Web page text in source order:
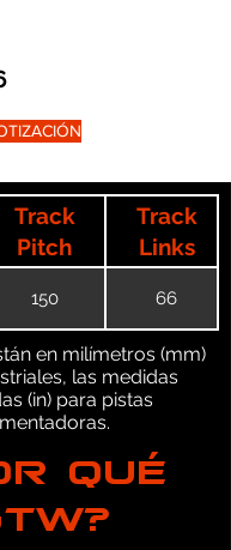
Track
Pitch
Track
Links
150 66
en milímetros (mm)
las medidas
(in) para pistas
QUÉ